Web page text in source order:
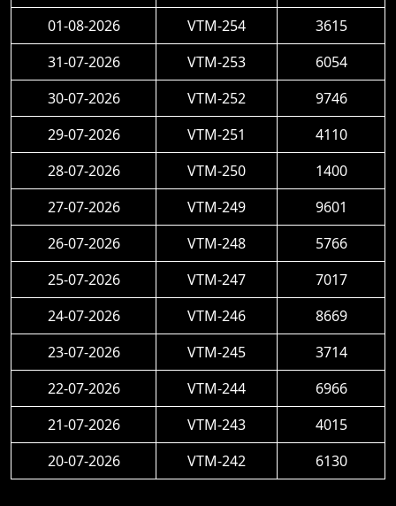
01-08-2026
VTM-254
3615
31-07-2026
VTM-253
6054
30-07-2026
VTM-252
9746
29-07-2026
VTM-251
4110
28-07-2026
VTM-250
1400
27-07-2026
VTM-249
9601
26-07-2026
VTM-248
5766
25-07-2026
VTM-247
7017
24-07-2026
VTM-246
8669
23-07-2026
VTM-245
3714
22-07-2026
VTM-244
6966
21-07-2026
VTM-243
4015
20-07-2026
VTM-242 6130